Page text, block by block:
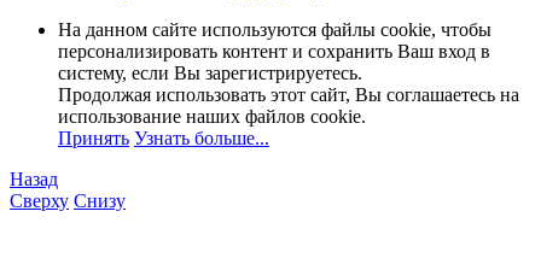
На данном сайте используются файлы cookie, чтобы
персонализировать контент и сохранить Ваш вход в
систему, если Вы зарегистрируетесь.
Продолжая использовать этот сайт, Вы соглашаетесь на
использование наших файлов cookie.
Принять Узнать больше...
Назад
Сверху Снизу